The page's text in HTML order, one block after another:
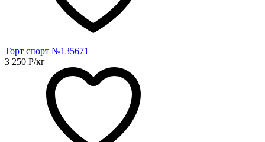
Торт спорт №135671
3 250 Р/кг